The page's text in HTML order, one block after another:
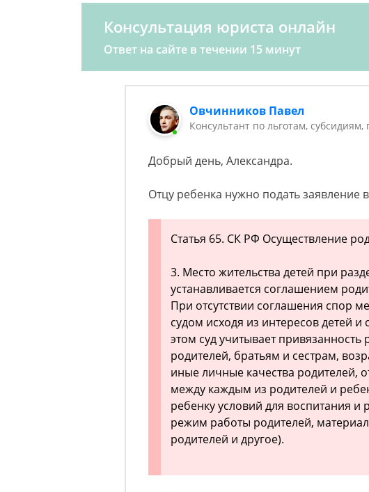
Консультация юриста онлайн
Ответ на сайте в течении 15 минут
Овчинников Павел
Консультант по льготам,
Добрый день, Александра.
Отцу ребенка нужно подать заявление
Статья 65. СК РФ Осуществление
3. Место жительства детей при
устанавливается соглашением
При отсутствии соглашения спор
судом исходя из интересов детей
этом суд учитывает привязанность
родителей, братьям и сестрам,
иные личные качества родителей,
между каждым из родителей и
ребенку условий для воспитания и
режим работы родителей,
родителей и другое).